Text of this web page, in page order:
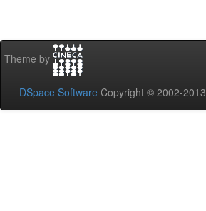
Theme by
DSpace Software Copyright © 2002-2013